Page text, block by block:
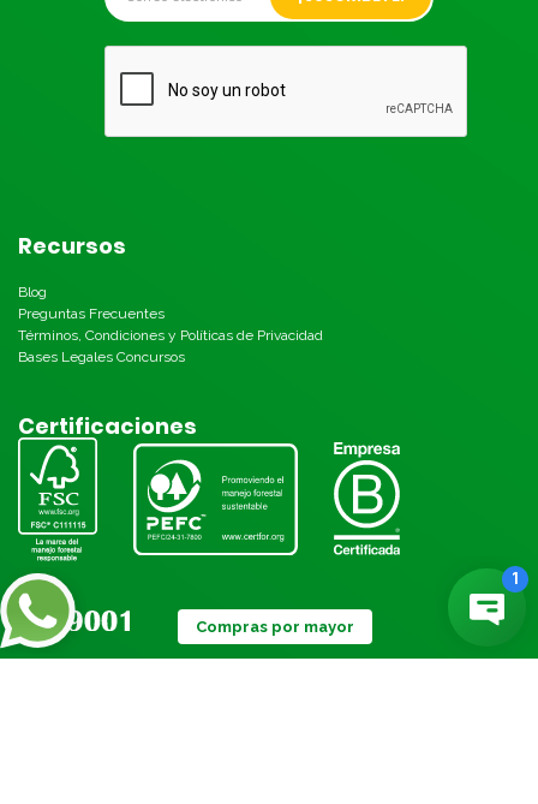
Recursos
Blog
Preguntas Frecuentes
Términos, Condiciones y Políticas de Privacidad
Bases Legales Concursos
Certificaciones
Compras por mayor